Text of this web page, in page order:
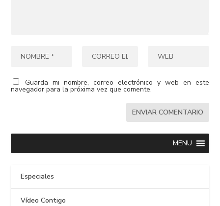
Guarda mi nombre, correo electrónico y web en este
navegador para la próxima vez que comente.
MENU
Especiales
Vídeo Contigo